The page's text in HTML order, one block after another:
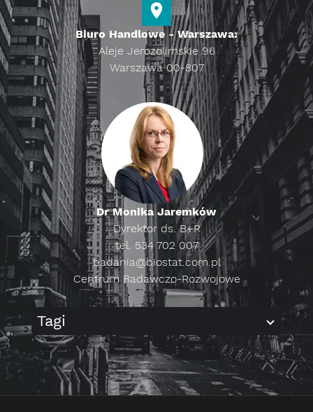
Biuro Handlowe - Warszawa:
Aleje Jerozolimskie 96
Warszawa 00-807
Dr Monika Jaremków
Dyrektor ds. B+R
tel. 534 702 007
badania@biostat.com.pl
Centrum Badawczo-Rozwojowe
Tagi